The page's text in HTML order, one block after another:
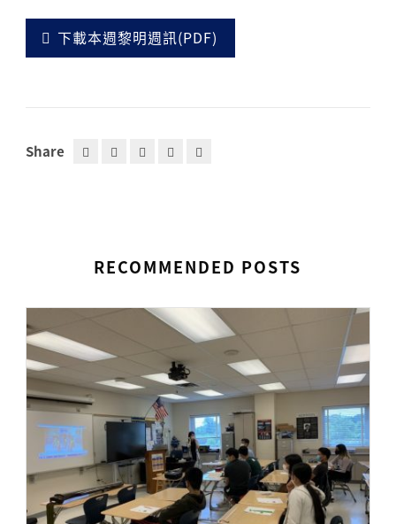
下載本週黎明週訊(PDF)
Share
RECOMMENDED POSTS